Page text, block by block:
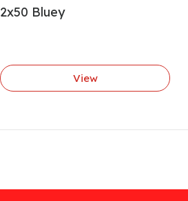
2x50 Bluey
View